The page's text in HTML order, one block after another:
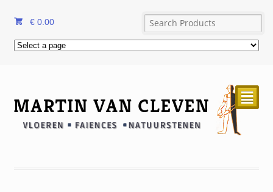
€ 0.00
²